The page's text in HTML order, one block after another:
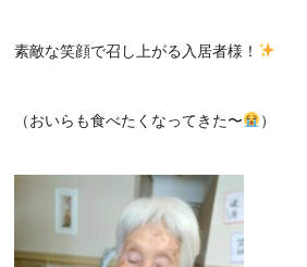
素敵な笑顔で召し上がる入居者様！
（おいらも食べたくなってきた〜 ）